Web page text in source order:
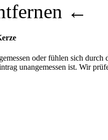
←
oder fühlen sich
unangemessen ist. Wir